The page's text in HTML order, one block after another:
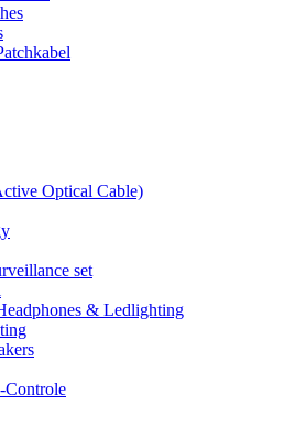
Optical Cable)
set
& Ledlighting
Controle